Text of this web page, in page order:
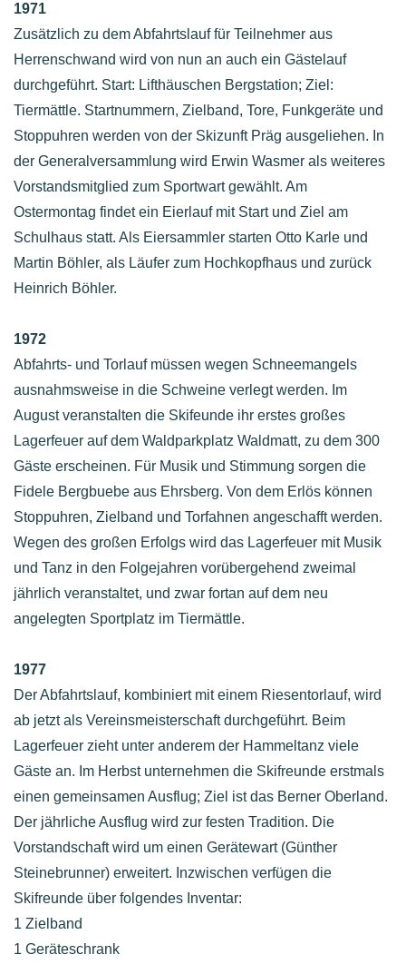
1971
Zusätzlich zu dem Abfahrtslauf für Teilnehmer aus
Herrenschwand wird von nun an auch ein Gästelauf
durchgeführt. Start: Lifthäuschen Bergstation; Ziel:
Tiermättle. Startnummern, Zielband, Tore, Funkgeräte und
Stoppuhren werden von der Skizunft Präg ausgeliehen. In
der Generalversammlung wird Erwin Wasmer als weiteres
Vorstandsmitglied zum Sportwart gewählt. Am
Ostermontag findet ein Eierlauf mit Start und Ziel am
Schulhaus statt. Als Eiersammler starten Otto Karle und
Martin Böhler, als Läufer zum Hochkopfhaus und zurück
Heinrich Böhler.
1972
Abfahrts- und Torlauf müssen wegen Schneemangels
ausnahmsweise in die Schweine verlegt werden. Im
August veranstalten die Skifeunde ihr erstes großes
Lagerfeuer auf dem Waldparkplatz Waldmatt, zu dem 300
Gäste erscheinen. Für Musik und Stimmung sorgen die
Fidele Bergbuebe aus Ehrsberg. Von dem Erlös können
Stoppuhren, Zielband und Torfahnen angeschafft werden.
Wegen des großen Erfolgs wird das Lagerfeuer mit Musik
und Tanz in den Folgejahren vorübergehend zweimal
jährlich veranstaltet, und zwar fortan auf dem neu
angelegten Sportplatz im Tiermättle.
1977
Der Abfahrtslauf, kombiniert mit einem Riesentorlauf, wird
ab jetzt als Vereinsmeister­schaft durchgeführt. Beim
Lagerfeuer zieht unter anderem der Hammeltanz viele
Gäste an. Im Herbst unternehmen die Skifreunde erstmals
einen gemeinsamen Ausflug; Ziel ist das Berner Oberland.
Der jährliche Ausflug wird zur festen Tradition. Die
Vorstandschaft wird um einen Gerätewart (Günther
Steinebrunner) erweitert. Inzwischen verfügen die
Skifreunde über folgendes Inventar:
1 Zielband
1 Geräteschrank